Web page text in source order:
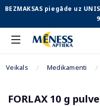
BEZMAKSAS piegāde uz
Veikals Medikamenti
FORLAX 10 g